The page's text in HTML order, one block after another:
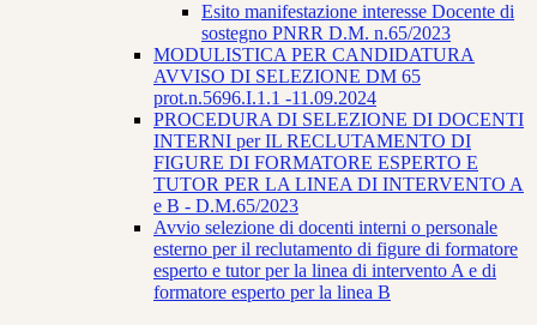
Esito manifestazione interesse Docente di
sostegno PNRR D.M. n.65/2023
MODULISTICA PER CANDIDATURA
AVVISO DI SELEZIONE DM 65
prot.n.5696.I.1.1 -11.09.2024
PROCEDURA DI SELEZIONE DI DOCENTI
INTERNI per IL RECLUTAMENTO DI
FIGURE DI FORMATORE ESPERTO E
TUTOR PER LA LINEA DI INTERVENTO A
e B - D.M.65/2023
Avvio selezione di docenti interni o personale
esterno per il reclutamento di figure di formatore
esperto e tutor per la linea di intervento A e di
formatore esperto per la linea B